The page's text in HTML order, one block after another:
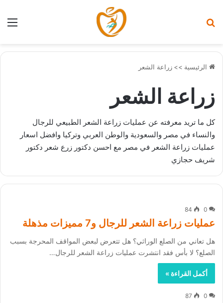
الرئيسية >> زراعة الشعر
زراعة الشعر
كل ما تريد معرفته عن عمليات زراعة الشعر الطبيعي للرجال
والنساء في مصر والسعودية والوطن العربي وتركيا وافضل اسعار
عمليات زراعة الشعر في مصر مع احسن دكتور زرع شعر دكتور
شريف حجازي
0
84
عمليات زراعة الشعر للرجال و7 مميزات مذهلة
هل تعاني من الصلع الوراثي؟ هل تتعرض لبعض المواقف المحرجة بسبب
الصلع؟ لا بأس فقد انتشرت عمليات زراعة الشعر للرجال…
أكمل القراءة »
0
87